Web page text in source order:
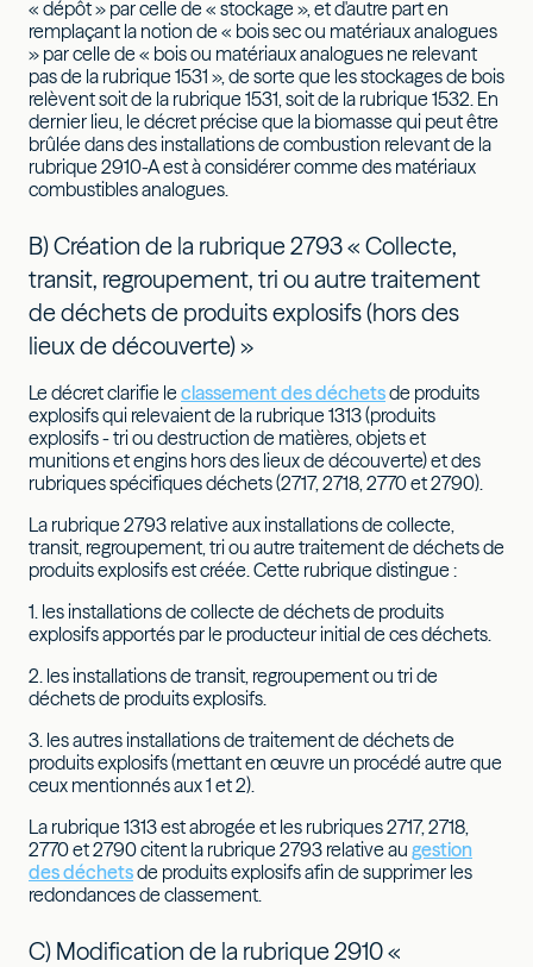
« dépôt » par celle de « stockage », et d'autre part en
remplaçant la notion de « bois sec ou matériaux analogues
» par celle de « bois ou matériaux analogues ne relevant
pas de la rubrique 1531 », de sorte que les stockages de bois
relèvent soit de la rubrique 1531, soit de la rubrique 1532. En
dernier lieu, le décret précise que la biomasse qui peut être
brûlée dans des installations de combustion relevant de la
rubrique 2910-A est à considérer comme des matériaux
combustibles analogues.
B) Création de la rubrique 2793 « Collecte,
transit, regroupement, tri ou autre traitement
de déchets de produits explosifs (hors des
lieux de découverte) »
Le décret clarifie le classement des déchetsde produits
explosifs qui relevaient de la rubrique 1313 (produits
explosifs - tri ou destruction de matières, objets et
munitions et engins hors des lieux de découverte) et des
rubriques spécifiques déchets (2717, 2718, 2770 et 2790).
La rubrique 2793 relative aux installations de collecte,
transit, regroupement, tri ou autre traitement de déchets de
produits explosifs est créée. Cette rubrique distingue :
1. les installations de collecte de déchets de produits
explosifs apportés par le producteur initial de ces déchets.
2. les installations de transit, regroupement ou tri de
déchets de produits explosifs.
3. les autres installations de traitement de déchets de
produits explosifs (mettant en œuvre un procédé autre que
ceux mentionnés aux 1 et 2).
La rubrique 1313 est abrogée et les rubriques 2717, 2718,
2770 et 2790 citent la rubrique 2793 relative au gestion
des déchetsde produits explosifs afin de supprimer les
redondances de classement.
C) Modification de la rubrique 2910 «